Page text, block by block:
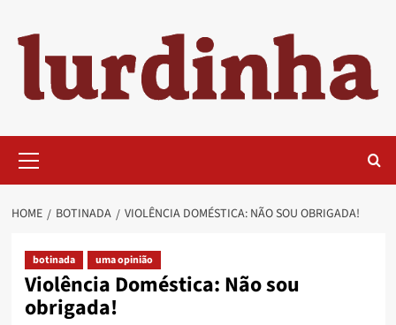
content
Menu
HOME BOTINADA VIOLÊNCIA DOMÉSTICA: NÃO SOU OBRIGADA!
botinada uma opinião
Violência Doméstica: Não sou
obrigada!